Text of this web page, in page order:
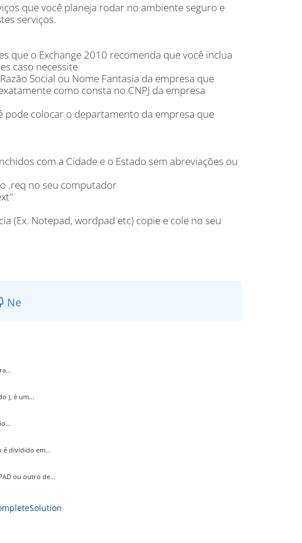
que você planeja rodar no ambiente seguro e
serviços.
que o Exchange 2010 recomenda que você inclua
caso necessite
Social ou Nome Fantasia da empresa que
como consta no CNPJ da empresa
colocar o departamento da empresa que
com a Cidade e o Estado sem abreviações ou
.req no seu computador
(Ex. Notepad, wordpad etc) copie e cole no seu
Ne
), é um...
é dividido em...
ou outro de...